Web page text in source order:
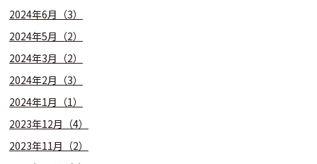
2024年6月（3）
2024年5月（2）
2024年3月（2）
2024年2月（3）
2024年1月（1）
2023年12月（4）
2023年11月（2）